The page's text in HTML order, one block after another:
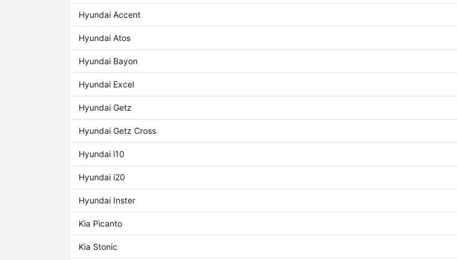
Hyundai Accent
Hyundai Atos
Hyundai Bayon
Hyundai Excel
Hyundai Getz
Hyundai Getz Cross
Hyundai i10
Hyundai i20
Hyundai Inster
Kia Picanto
Kia Stonic